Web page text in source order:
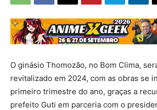
O ginásio Thomozão, no Bom Clima,
revitalizado em 2024, com as obras se
primeiro trimestre do ano, graças a
prefeito Guti em parceria com o